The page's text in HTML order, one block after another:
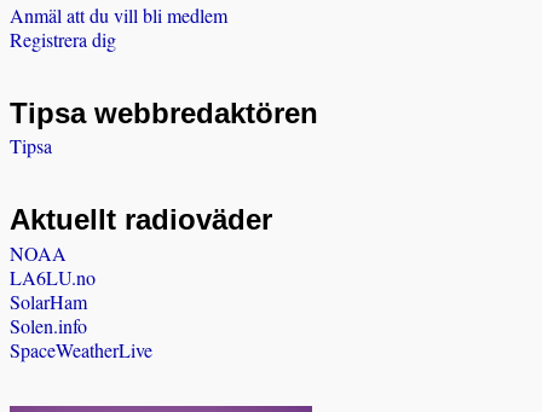
Anmäl att du vill bli medlem
Registrera dig
Tipsa webbredaktören
Tipsa
Aktuellt radioväder
NOAA
LA6LU.no
SolarHam
Solen.info
SpaceWeatherLive